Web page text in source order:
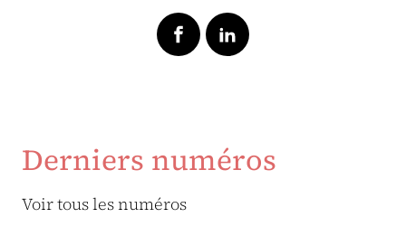
Derniers numéros
Voir tous les numéros